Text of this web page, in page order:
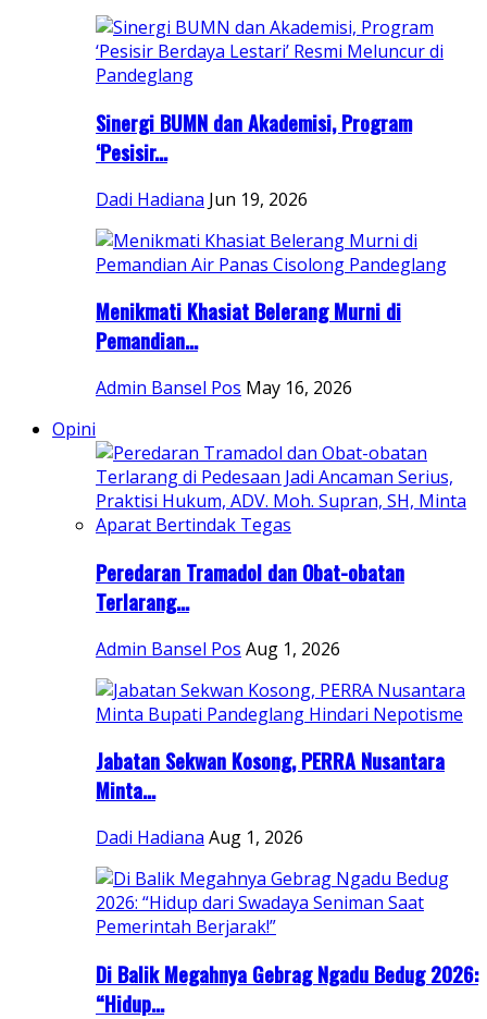
Sinergi BUMN dan Akademisi, Program
‘Pesisir...
Dadi Hadiana Jun 19, 2026
Menikmati Khasiat Belerang Murni di
Pemandian...
Admin Bansel Pos May 16, 2026
Opini
Peredaran Tramadol dan Obat-obatan
Terlarang...
Admin Bansel Pos Aug 1, 2026
Jabatan Sekwan Kosong, PERRA Nusantara
Minta...
Dadi Hadiana Aug 1, 2026
Di Balik Megahnya Gebrag Ngadu Bedug 2026:
“Hidup...